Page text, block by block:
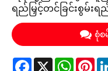
ရည်မြှင့်တင်ခြင်းစွမ်းရ
စုံစ
Facebook
X